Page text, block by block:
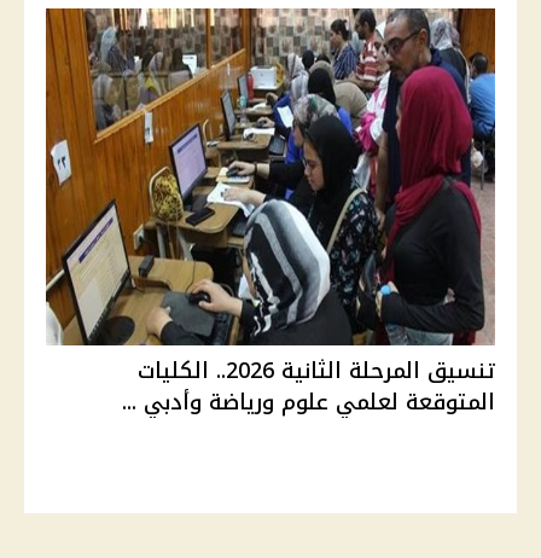
تنسيق المرحلة الثانية 2026.. الكليات
المتوقعة لعلمي علوم ورياضة وأدبي ...